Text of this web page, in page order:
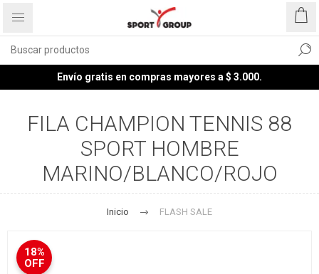
Envío gratis en compras mayores a $ 3.000.
FILA CHAMPION TENNIS 88
SPORT HOMBRE
MARINO/BLANCO/ROJO
Inicio FLASH SALE
18%
OFF